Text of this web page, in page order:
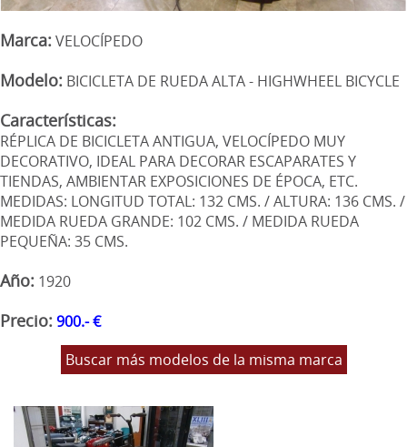
Marca:VELOCÍPEDO
Modelo: BICICLETA DE RUEDA ALTA - HIGHWHEEL BICYCLE
Características:
RÉPLICA DE BICICLETA ANTIGUA, VELOCÍPEDO MUY
DECORATIVO, IDEAL PARA DECORAR ESCAPARATES Y
TIENDAS, AMBIENTAR EXPOSICIONES DE ÉPOCA, ETC.
MEDIDAS: LONGITUD TOTAL: 132 CMS. / ALTURA: 136 CMS. /
MEDIDA RUEDA GRANDE: 102 CMS. / MEDIDA RUEDA
PEQUEÑA: 35 CMS.
Año: 1920
Precio:900.- €
Buscar más modelos de la misma marca